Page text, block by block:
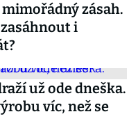
zásah.
i
už ode dneška.
víc, než se